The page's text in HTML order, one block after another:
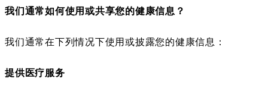
我们通常如何使用或共享您的健康信息？
我们通常在下列情况下使用或披露您的健康信息：
提供医疗服务